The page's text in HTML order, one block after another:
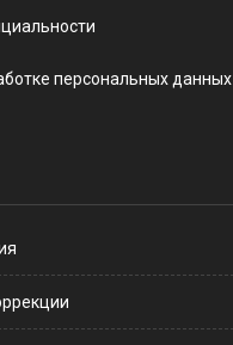
персональных данных